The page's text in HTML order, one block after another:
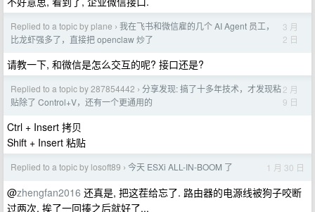
Replied to a topic by plane › 我在飞书和微信雇的几个 AI Agent 员工，
比龙虾强多了，直接把 openclaw 炒了
3 月
2 日
请教一下, 和微信是怎么交互的呢? 接口还是?
Replied to a topic by 287854442 › 分享发现: 搞了十多年技术，才发现粘
贴除了 Control+V，还有一个更通用的
2 月
9 日
Ctrl + Insert 拷贝
Shift + Insert 粘贴
Replied to a topic by losoft89 › 今天 ESXi ALL-IN-BOOM 了 1 月 30 日
@zhengfan2016 还真是, 把这茬给忘了. 路由器的电源线被狗子咬断
过两次, 挨了一回揍之后就好了...